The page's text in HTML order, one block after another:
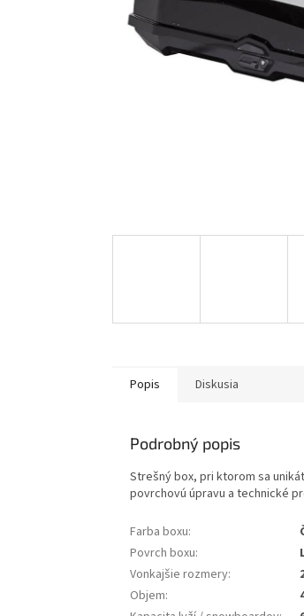
Popis Diskusia
Podrobný popis
Strešný box, pri ktorom sa
povrchovú úpravu a technické
Farba boxu:
Povrch boxu:
Vonkajšie rozmery:
Objem: